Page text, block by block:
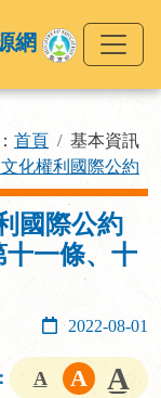
網
首頁
基本資訊
化權利國際公約
國際公約
十一條、十
2022-08-01